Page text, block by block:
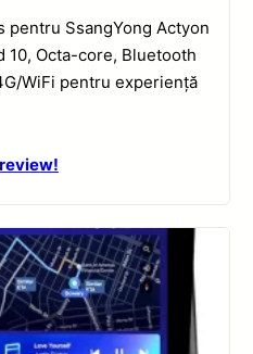
pentru SsangYong Actyon
10, Octa-core, Bluetooth
WiFi pentru experiență